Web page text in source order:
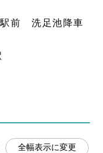
駅前 洗足池降車
全幅表示に変更